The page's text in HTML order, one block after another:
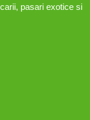
pasari exotice si